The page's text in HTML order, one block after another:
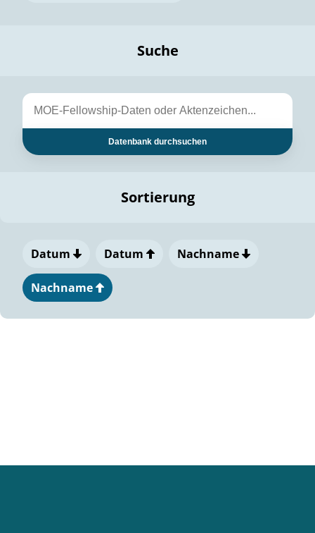
Suche
Datenbank durchsuchen
Sortierung
Datum Datum Nachname
Nachname